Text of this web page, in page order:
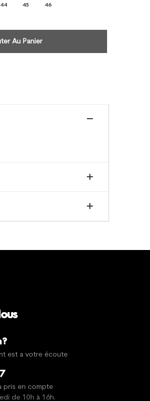
44 45 46
Au Panier
est a votre écoute
pris en compte
de 10h à 16h.